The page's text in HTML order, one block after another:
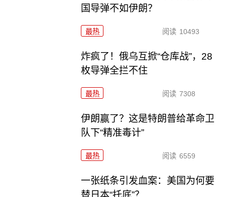
国导弹不如伊朗？
最热 阅读 10493
炸疯了！俄乌互掀“仓库战”，28
枚导弹全拦不住
最热 阅读 7308
伊朗赢了？这是特朗普给革命卫
队下“精准毒计”
最热 阅读 6559
一张纸条引发血案：美国为何要
替日本“托底”？